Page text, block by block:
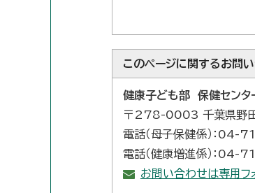
このページに関するお問
健康子ども部 保健センタ
〒278-0003 千葉県野
電話（母子保健係）：
電話（健康増進係）：
お問い合わせは専用フ